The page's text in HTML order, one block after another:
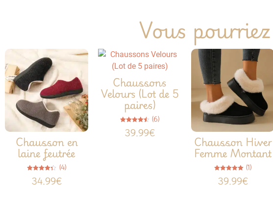
Vous
Chausson en
laine feutrée
4.25
sur 5
(4)
34.99€
Chaussons
Velours (Lot de 5
paires)
4.50
sur 5
(6)
39.99€
Chausson Hiver
Femme Montant
5.00
sur 5
(1)
39.99€